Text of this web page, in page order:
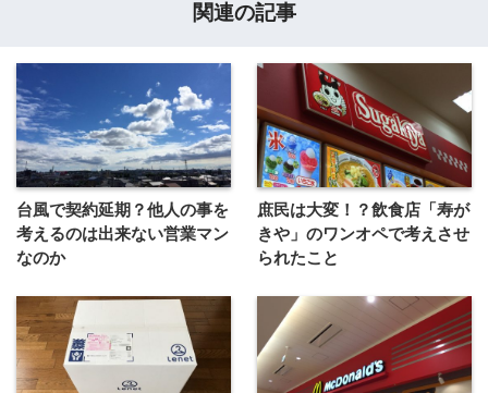
関連の記事
台風で契約延期？他人の事を
考えるのは出来ない営業マン
なのか
庶民は大変！？飲食店「寿が
きや」のワンオペで考えさせ
られたこと